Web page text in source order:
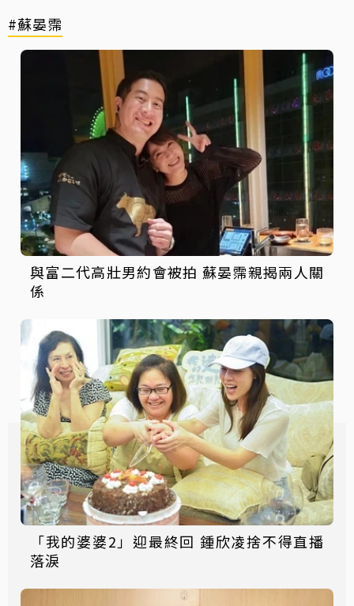
#蘇晏霈
與富二代高壯男約會被拍 蘇晏霈親揭兩人關
係
「我的婆婆2」迎最終回 鍾欣凌捨不得直播
落淚